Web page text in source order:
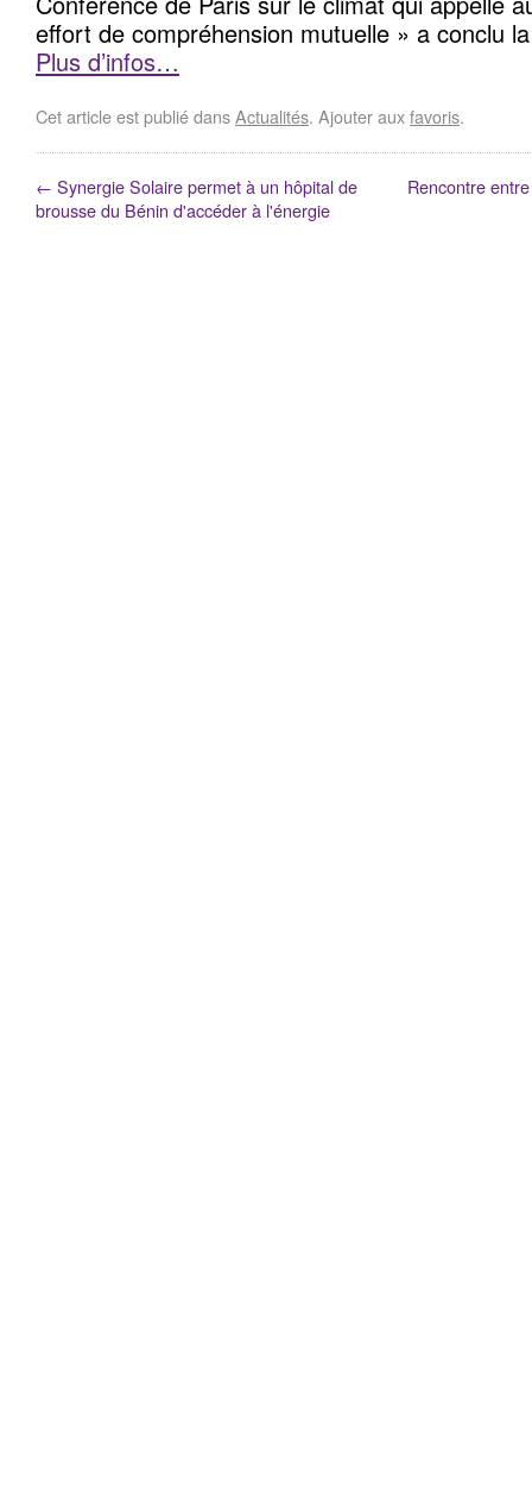
effort de compréhension mutuelle » a conclu
Plus d’infos…
Cet article est publié dansActualités. Ajouter auxfavoris.
← Synergie Solaire permet à un hôpital de
brousse du Bénin d'accéder à l'énergie
Rencontre